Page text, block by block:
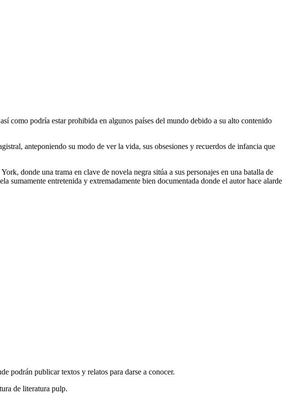
como podría estar prohibida en algunos países del mundo debido a su alto contenido
anteponiendo su modo de ver la vida, sus obsesiones y recuerdos de infancia que
donde una trama en clave de novela negra sitúa a sus personajes en una batalla de
sumamente entretenida y extremadamente bien documentada donde el autor hace alarde
podrán publicar textos y relatos para darse a conocer.
de literatura pulp.